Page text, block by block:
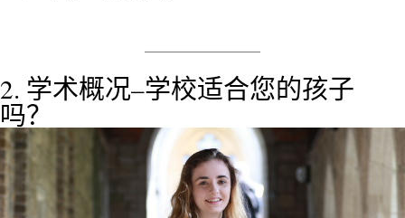
2. 学术概况–学校适合您的孩子
吗？